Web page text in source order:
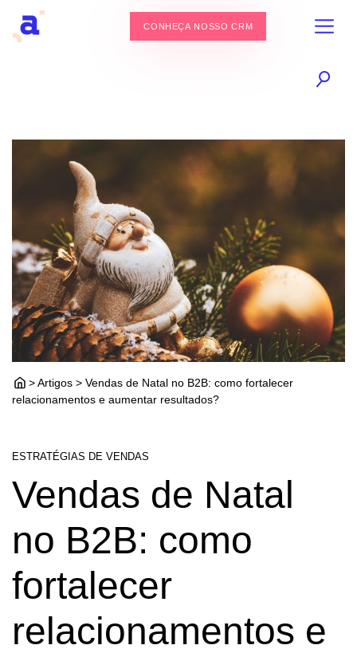
CONHEÇA NOSSO CRM
> Artigos > Vendas de Natal no B2B: como fortalecer
relacionamentos e aumentar resultados?
ESTRATÉGIAS DE VENDAS
Vendas de Natal
no B2B: como
fortalecer
relacionamentos e